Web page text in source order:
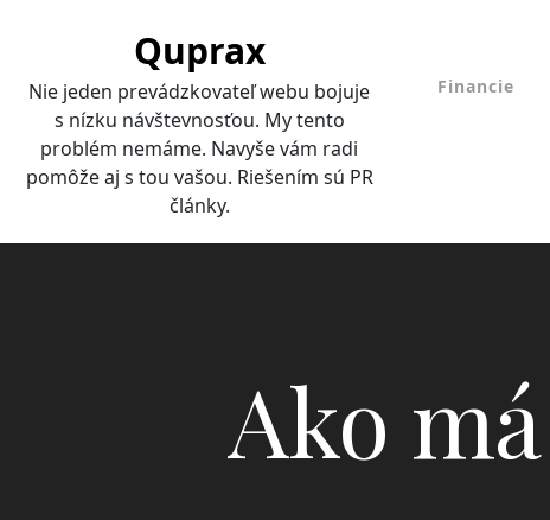
Quprax
Nie jeden prevádzkovateľ webu bojuje
s nízku návštevnosťou. My tento
problém nemáme. Navyše vám radi
pomôže aj s tou vašou. Riešením sú PR
články.
Financie
Ako